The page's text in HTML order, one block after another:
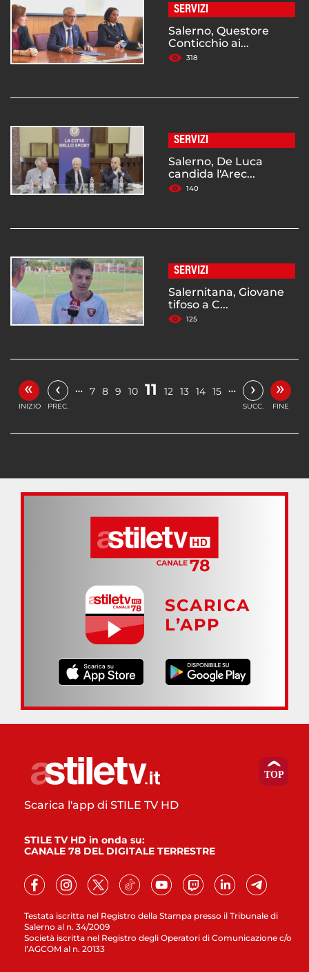
SERVIZI
Salerno, Questore
Conticchio ai...
318
SERVIZI
Salerno, De Luca
candida l'Arec...
140
SERVIZI
Salernitana, Giovane
tifoso a C...
125
«
INIZIO
‹
PREC.
… 7 8 9 10 11 12 13 14 15 … ›
SUCC.
»
FINE
SCARICA
L’APP
Testata iscritta nel Registro della Stampa presso il Tribunale di
Salerno al n. 34/2009
Società iscritta nel Registro degli Operatori di Comunicazione c/o
l’AGCOM al n. 20133
Scarica l'app di STILE TV HD
STILE TV HD in onda su:
CANALE 78 DEL DIGITALE TERRESTRE